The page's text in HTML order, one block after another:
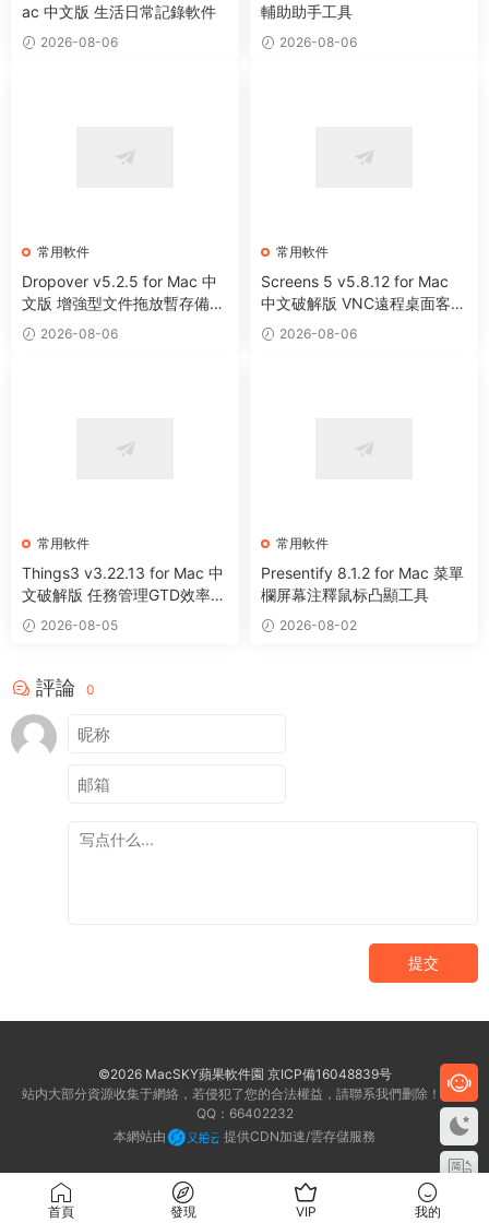
ac 中文版 生活日常記錄軟件
2026-08-06
輔助助手工具
2026-08-06
常用軟件
Dropover v5.2.5 for Mac 中
文版 增強型文件拖放暫存備用
整理工具
2026-08-06
常用軟件
Screens 5 v5.8.12 for Mac
中文破解版 VNC遠程桌面客戶
端應用程序
2026-08-06
常用軟件
Things3 v3.22.13 for Mac 中
文破解版 任務管理GTD效率工
具 2026-08-05
常用軟件
Presentify 8.1.2 for Mac 菜單
欄屏幕注釋鼠标凸顯工具
2026-08-02
評論 0
提交
©2026 MacSKY蘋果軟件園 京ICP備16048839号
站内大部分資源收集于網絡，若侵犯了您的合法權益，請聯系我們删除！客服
QQ：66402232
本網站由
提供CDN加速/雲存儲服務
首頁 發現 VIP 我的